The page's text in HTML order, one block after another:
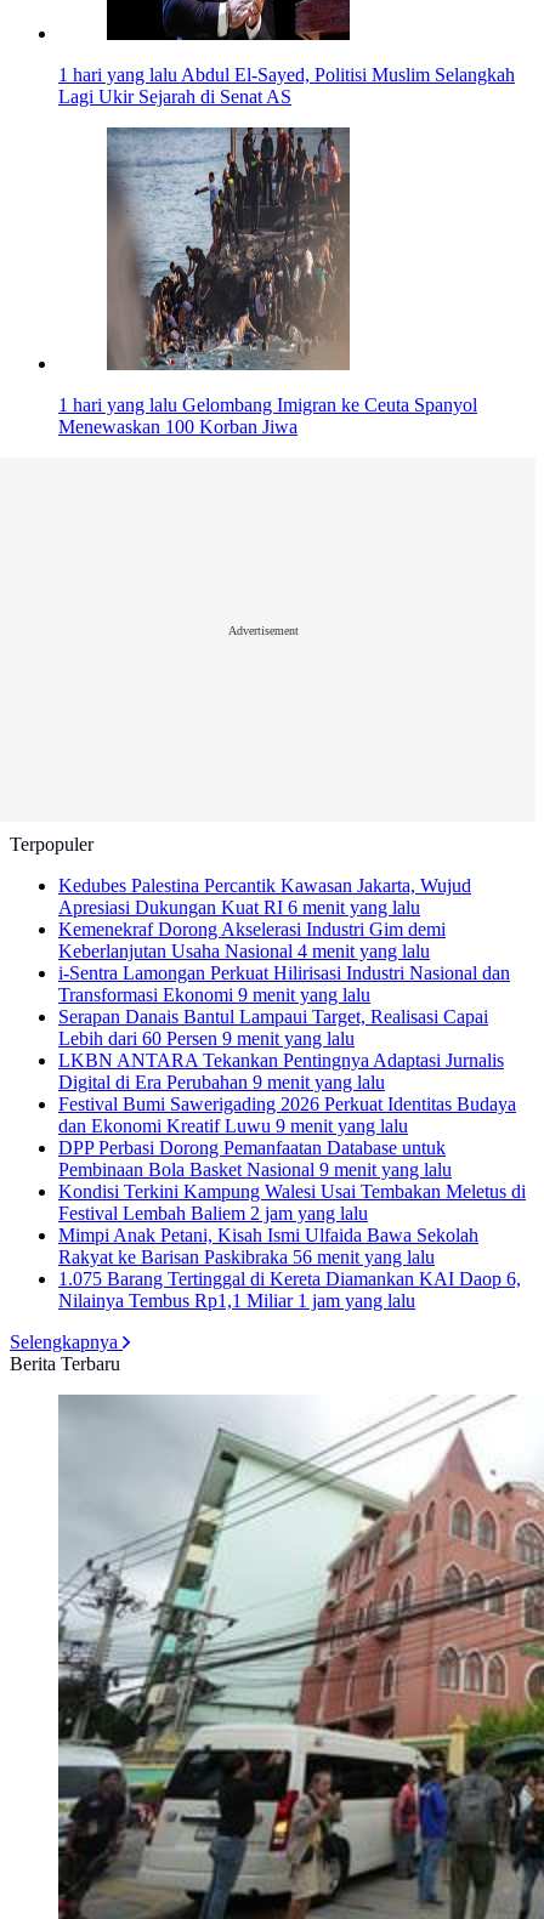
1 hari yang laluAbdul El-Sayed, Politisi Muslim Selangkah
Lagi Ukir Sejarah di Senat AS
1 hari yang lalu Gelombang Imigran ke Ceuta Spanyol
Menewaskan 100 Korban Jiwa
Advertisement
Terpopuler
Kedubes Palestina Percantik Kawasan Jakarta, Wujud
Apresiasi Dukungan Kuat RI 6 menit yang lalu
Kemenekraf Dorong Akselerasi Industri Gim demi
Keberlanjutan Usaha Nasional 4 menit yang lalu
i-Sentra Lamongan Perkuat Hilirisasi Industri Nasional dan
Transformasi Ekonomi 9 menit yang lalu
Serapan Danais Bantul Lampaui Target, Realisasi Capai
Lebih dari 60 Persen 9 menit yang lalu
LKBN ANTARA Tekankan Pentingnya Adaptasi Jurnalis
Digital di Era Perubahan 9 menit yang lalu
Festival Bumi Sawerigading 2026 Perkuat Identitas Budaya
dan Ekonomi Kreatif Luwu 9 menit yang lalu
DPP Perbasi Dorong Pemanfaatan Database untuk
Pembinaan Bola Basket Nasional 9 menit yang lalu
Kondisi Terkini Kampung Walesi Usai Tembakan Meletus di
Festival Lembah Baliem 2 jam yang lalu
Mimpi Anak Petani, Kisah Ismi Ulfaida Bawa Sekolah
Rakyat ke Barisan Paskibraka 56 menit yang lalu
1.075 Barang Tertinggal di Kereta Diamankan KAI Daop 6,
Nilainya Tembus Rp1,1 Miliar 1 jam yang lalu
Selengkapnya
Berita Terbaru